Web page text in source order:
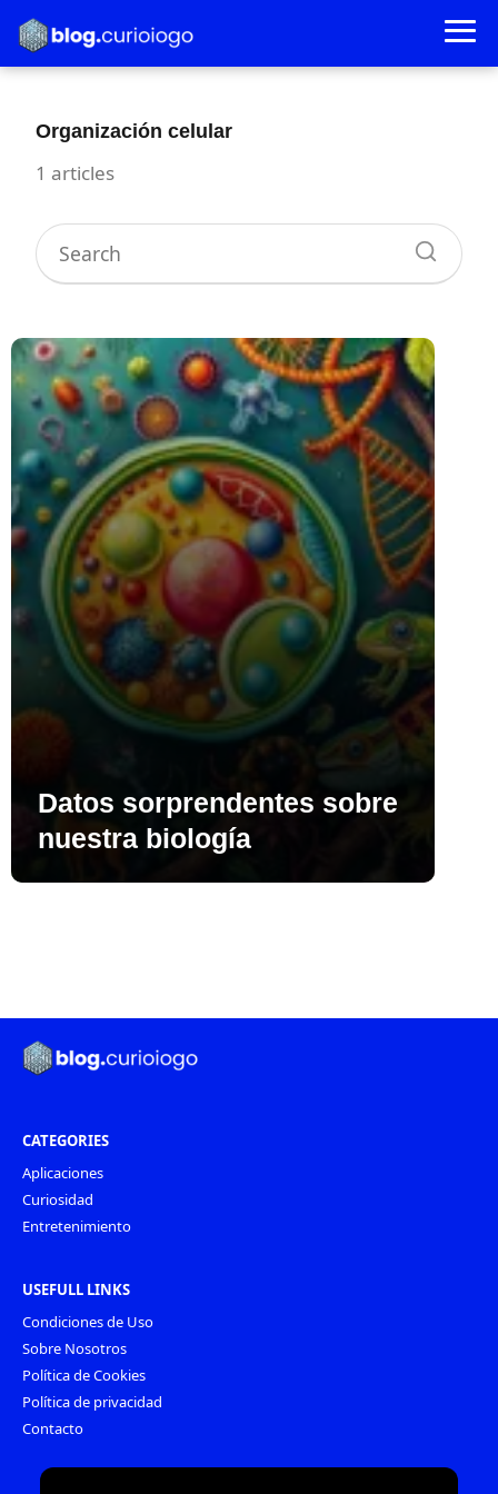
Organización celular
1 articles
Datos sorprendentes sobre
nuestra biología
CATEGORIES
Aplicaciones
Curiosidad
Entretenimiento
USEFULL LINKS
Condiciones de Uso
Sobre Nosotros
Política de Cookies
Política de privacidad
Contacto